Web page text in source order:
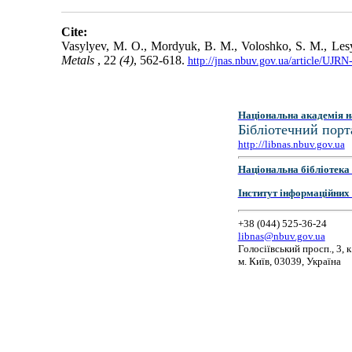
Cite:
Vasylyev, M. O., Mordyuk, B. M., Voloshko, S. M.,
Metals , 22 (4), 562-618. http://jnas.nbuv.gov.ua/article/
Національна академія
Бібліотечний
http://libnas.nbuv.gov.ua
Національна
Інститут
+38 (044) 525-36-24
libnas@nbuv.gov.ua
Голосіївський просп., 3,
м. Київ, 03039, Україна